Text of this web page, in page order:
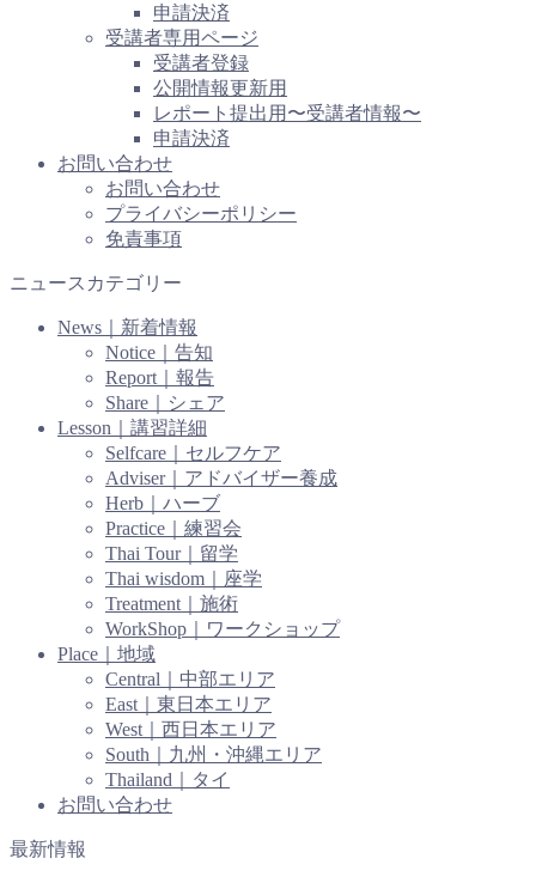
申請決済
受講者専用ページ
受講者登録
公開情報更新用
レポート提出用〜受講者情報〜
申請決済
お問い合わせ
お問い合わせ
プライバシーポリシー
免責事項
ニュースカテゴリー
News｜新着情報
Notice｜告知
Report｜報告
Share｜シェア
Lesson｜講習詳細
Selfcare｜セルフケア
Adviser｜アドバイザー養成
Herb｜ハーブ
Practice｜練習会
Thai Tour｜留学
Thai wisdom｜座学
Treatment｜施術
WorkShop｜ワークショップ
Place｜地域
Central｜中部エリア
East｜東日本エリア
West｜西日本エリア
South｜九州・沖縄エリア
Thailand｜タイ
お問い合わせ
最新情報